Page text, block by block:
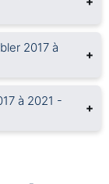
2017 à
+
à 2021 -
+